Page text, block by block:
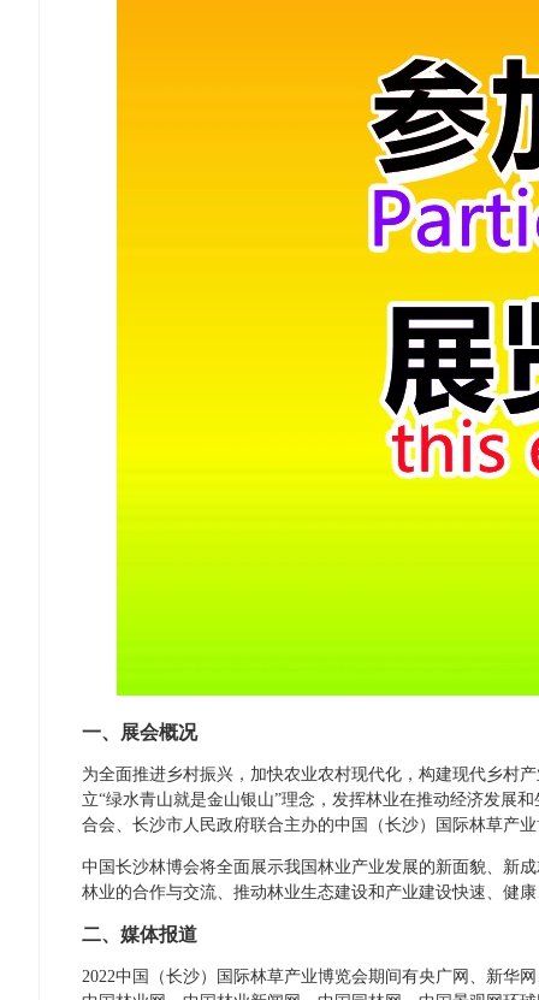
一、 展会概况
为全面推进乡村振兴，加快农业农村现代化，构建现代乡村
立“绿水青山就是金山银山”理念，发挥林业在推动经济发展
合会、长沙市人民政府联合主办的中国（长沙）国际林草产
中国长沙林博会将全面展示我国林业产业发展的新面貌、新
林业的合作与交流、推动林业生态建设和产业建设快速、健
二、 媒体报道
2022中国（长沙）国际林草产业博览会期间有央广网、新华